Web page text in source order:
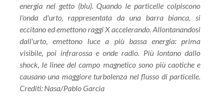
energia nel getto (blu). Quando le particelle colpiscono
l'onda d'urto, rappresentata da una barra bianca, si
eccitano ed emettono raggi X accelerando. Allontanandosi
dall'urto, emettono luce a più bassa energia: prima
visibile, poi infrarossa e onde radio. Più lontano dallo
shock, le linee del campo magnetico sono più caotiche e
causano una maggiore turbolenza nel flusso di particelle.
Crediti: Nasa/Pablo Garcia